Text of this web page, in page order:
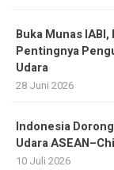
Buka Munas
Pentingnya
Udara
28 Juni 2026
Indonesia
Udara
10 Juli 2026